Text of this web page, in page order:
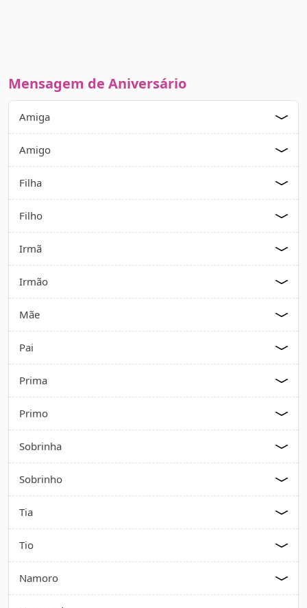
Mensagem de Aniversário
Amiga
Amigo
Filha
Filho
Irmã
Irmão
Mãe
Pai
Prima
Primo
Sobrinha
Sobrinho
Tia
Tio
Namoro